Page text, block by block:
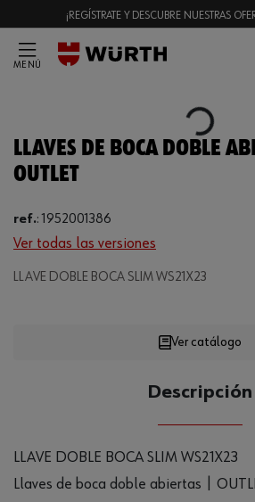
¡REGÍSTRATE Y DESCUBRE NUESTRAS
MENÚ
Loading...
LLAVES DE BOCA DOBLE
OUTLET
ref.:1952001386
Ver todas las versiones
LLAVE DOBLE BOCA SLIM WS21X23Loading...
Ver catálogo
Descripción
LLAVE DOBLE BOCA SLIM WS21X23
Llaves de boca doble abiertas |